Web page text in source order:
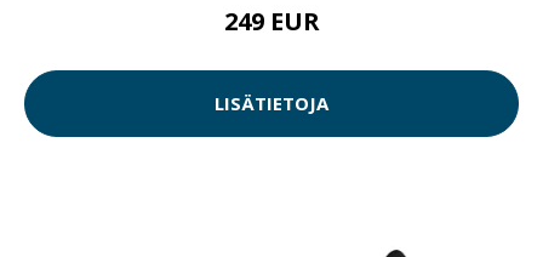
249 EUR
LISÄTIETOJA